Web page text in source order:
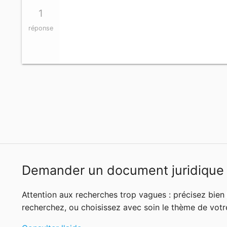
1
réponse
Demander un document juridique
Attention aux recherches trop vagues : précisez
recherchez, ou choisissez avec soin le thème de